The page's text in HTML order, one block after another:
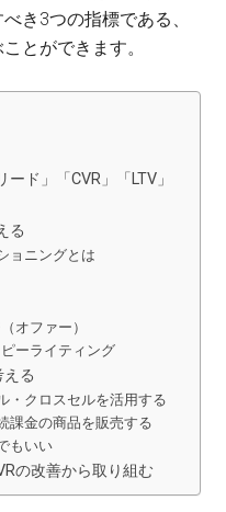
き3つの指標である、
とができます。
ド」「CVR」「LTV」
る
ョニングとは
オファー）
ーライティング
る
・クロスセルを活用する
課金の商品を販売する
もいい
の改善から取り組む